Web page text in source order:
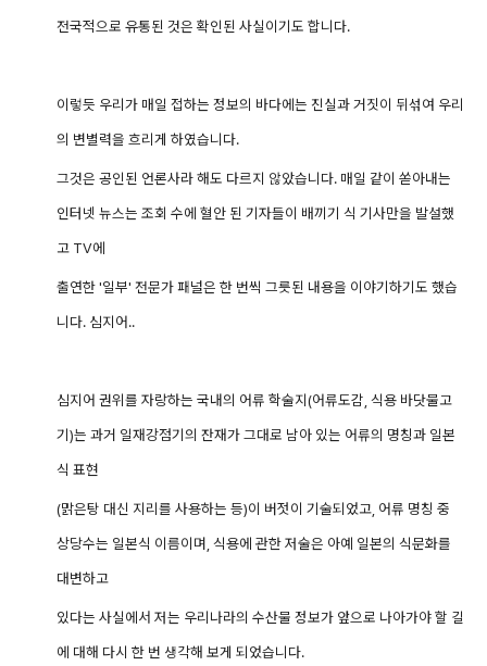
전국적으로 유통된 것은 확인된 사실이기도 합니다.
이렇듯 우리가 매일 접하는 정보의 바다에는 진실과 거짓이 뒤섞여 우리
의 변별력을 흐리게 하였습니다.
그것은 공인된 언론사라 해도 다르지 않았습니다. 매일 같이 쏟아내는
인터넷 뉴스는 조회 수에 혈안 된 기자들이 배끼기 식 기사만을 발설했
고 TV에
출연한 '일부' 전문가 패널은 한 번씩 그릇된 내용을 이야기하기도 했습
니다. 심지어..
심지어 권위를 자랑하는 국내의 어류 학술지(어류도감, 식용 바닷물고
기)는 과거 일재강점기의 잔재가 그대로 남아 있는 어류의 명칭과 일본
식 표현
(맑은탕 대신 지리를 사용하는 등)이 버젓이 기술되었고, 어류 명칭 중
상당수는 일본식 이름이며, 식용에 관한 저술은 아예 일본의 식문화를
대변하고
있다는 사실에서 저는 우리나라의 수산물 정보가 앞으로 나아가야 할 길
에 대해 다시 한 번 생각해 보게 되었습니다.